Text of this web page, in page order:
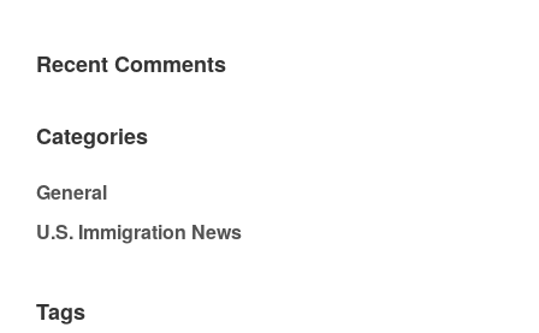
Recent Comments
Categories
General
U.S. Immigration News
Tags